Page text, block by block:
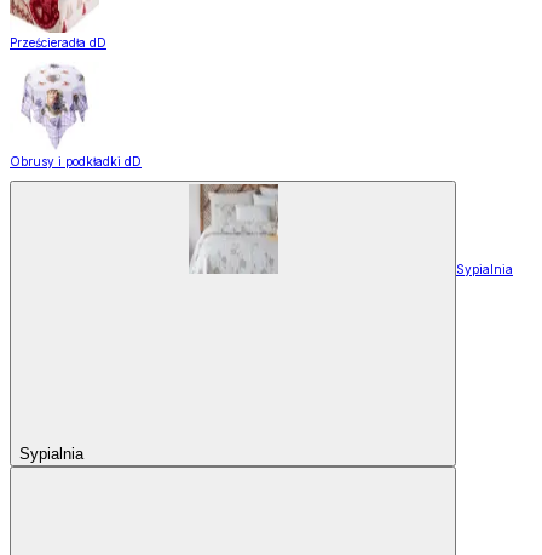
Prześcieradła dD
Obrusy i podkładki dD
Sypialnia
Sypialnia